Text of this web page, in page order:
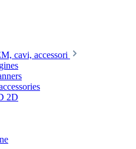
cavi, accessori
2D